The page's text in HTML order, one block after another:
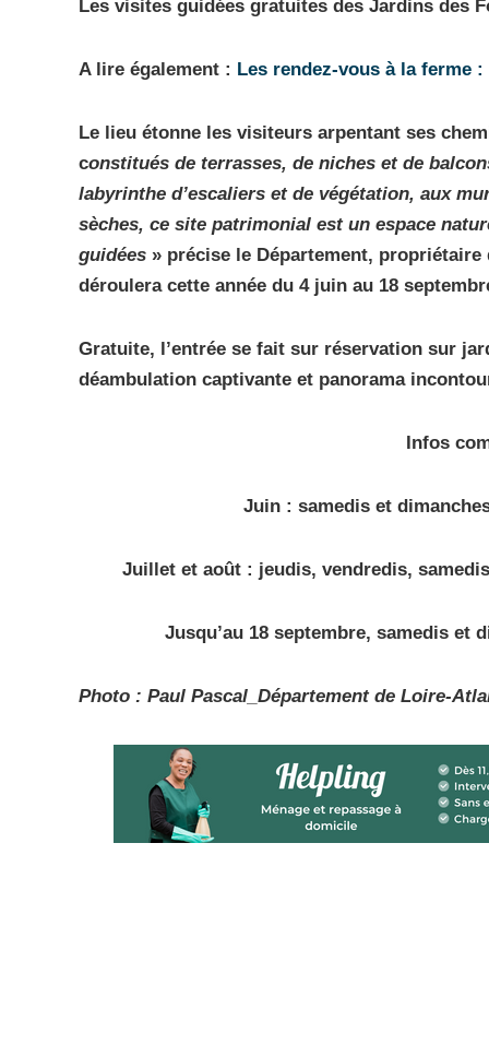
Les visites guidées gratuites des Jardins des
A lire également : Les rendez-vous à la ferme
Le lieu étonne les visiteurs arpentant ses
constitués de terrasses, de niches et de
labyrinthe d’escaliers et de végétation, aux
sèches, ce site patrimonial est un espace
guidées » précise le Département,
déroulera cette année du 4 juin au 18
Gratuite, l’entrée se fait sur réservation sur
déambulation captivante et panorama
Infos
Juin : samedis et
Juillet et août : jeudis, vendredis,
Jusqu’au 18 septembre, samedis et
Photo : Paul Pascal_Département de Loire-